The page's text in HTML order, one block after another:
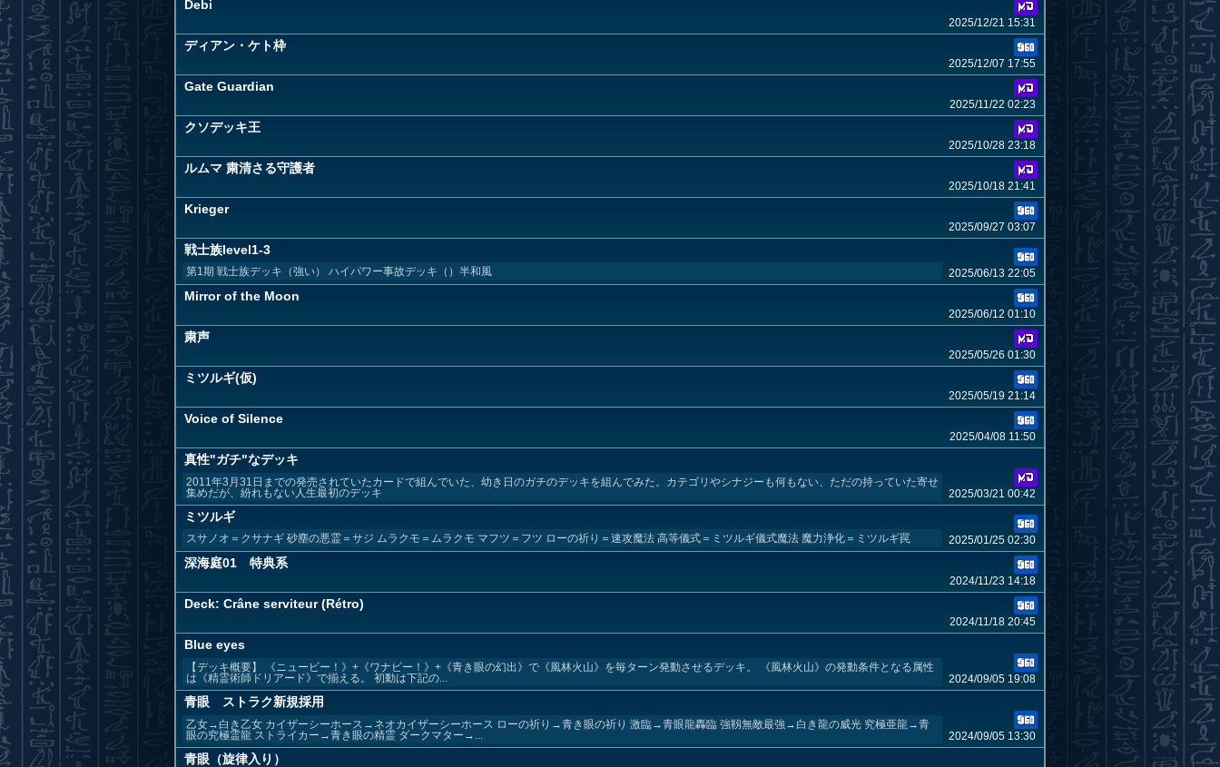
Debi
2025/12/21 15:31
ディアン・ケト枠
2025/12/07 17:55
Gate Guardian
2025/11/22 02:23
クソデッキ王
2025/10/28 23:18
ルムマ 粛清さる守護者
2025/10/18 21:41
Krieger
2025/09/27 03:07
戦士族level1-3
第1期 戦士族デッキ（強い） ハイパワー事故デッキ（）半和風 2025/06/13 22:05
Mirror of the Moon
2025/06/12 01:10
粛声
2025/05/26 01:30
ミツルギ(仮)
2025/05/19 21:14
Voice of Silence
2025/04/08 11:50
真性"ガチ"なデッキ
2011年3月31日までの発売されていたカードで組んでいた、幼き日のガチのデッキを組んでみた。カテゴリやシナジーも何もない、ただの持っていた寄せ
集めだが、紛れもない人生最初のデッキ
2025/03/21 00:42
ミツルギ
スサノオ＝クサナギ 砂塵の悪霊＝サジ ムラクモ＝ムラクモ マフツ＝フツ ローの祈り＝速攻魔法 高等儀式＝ミツルギ儀式魔法 魔力浄化＝ミツルギ罠 2025/01/25 02:30
深海庭01 特典系
2024/11/23 14:18
Deck: Crâne serviteur (Rétro)
2024/11/18 20:45
Blue eyes
【デッキ概要】 《ニュービー！》+《ワナビー！》+《青き眼の幻出》で《風林火山》を毎ターン発動させるデッキ。 《風林火山》の発動条件となる属性
は《精霊術師ドリアード》で揃える。 初動は下記の...
2024/09/05 19:08
青眼 ストラク新規採用
乙女→白き乙女 カイザーシーホース→ネオカイザーシーホース ローの祈り→青き眼の祈り 激臨→青眼龍轟臨 強靱無敵最強→白き龍の威光 究極亜龍→青
眼の究極霊龍 ストライカー→青き眼の精霊 ダークマター→...
2024/09/05 13:30
青眼（旋律入り）